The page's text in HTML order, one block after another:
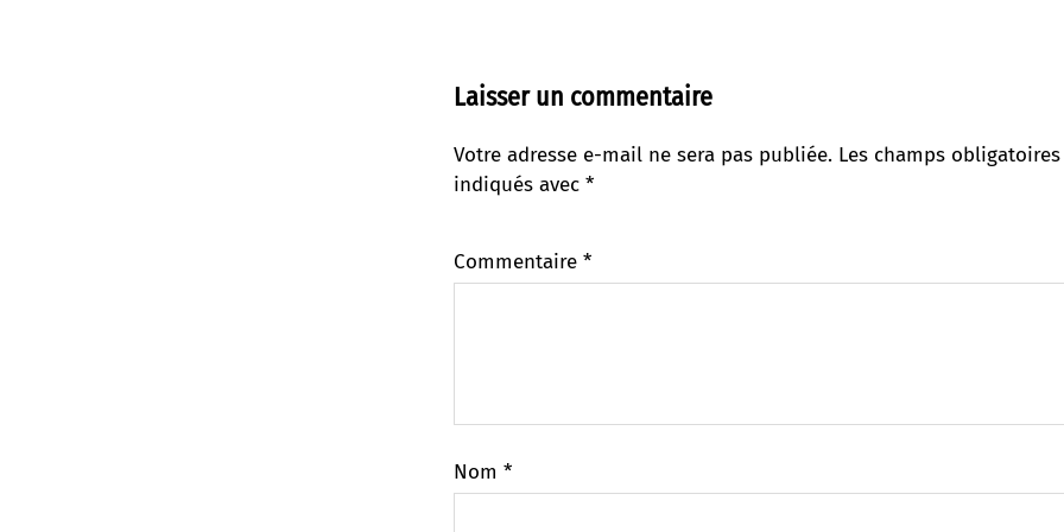
Laisser un commentaire
Votre adresse e-mail ne sera pas publiée. Les champs
indiqués avec *
Commentaire *
Nom *